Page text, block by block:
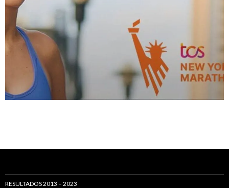
RESULTADOS 2013 – 2023